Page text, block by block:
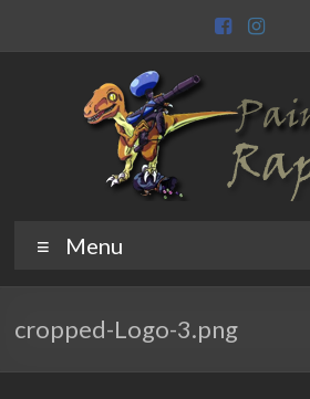
content
Paintball
Raptor
Menu
cropped-Logo-3.png